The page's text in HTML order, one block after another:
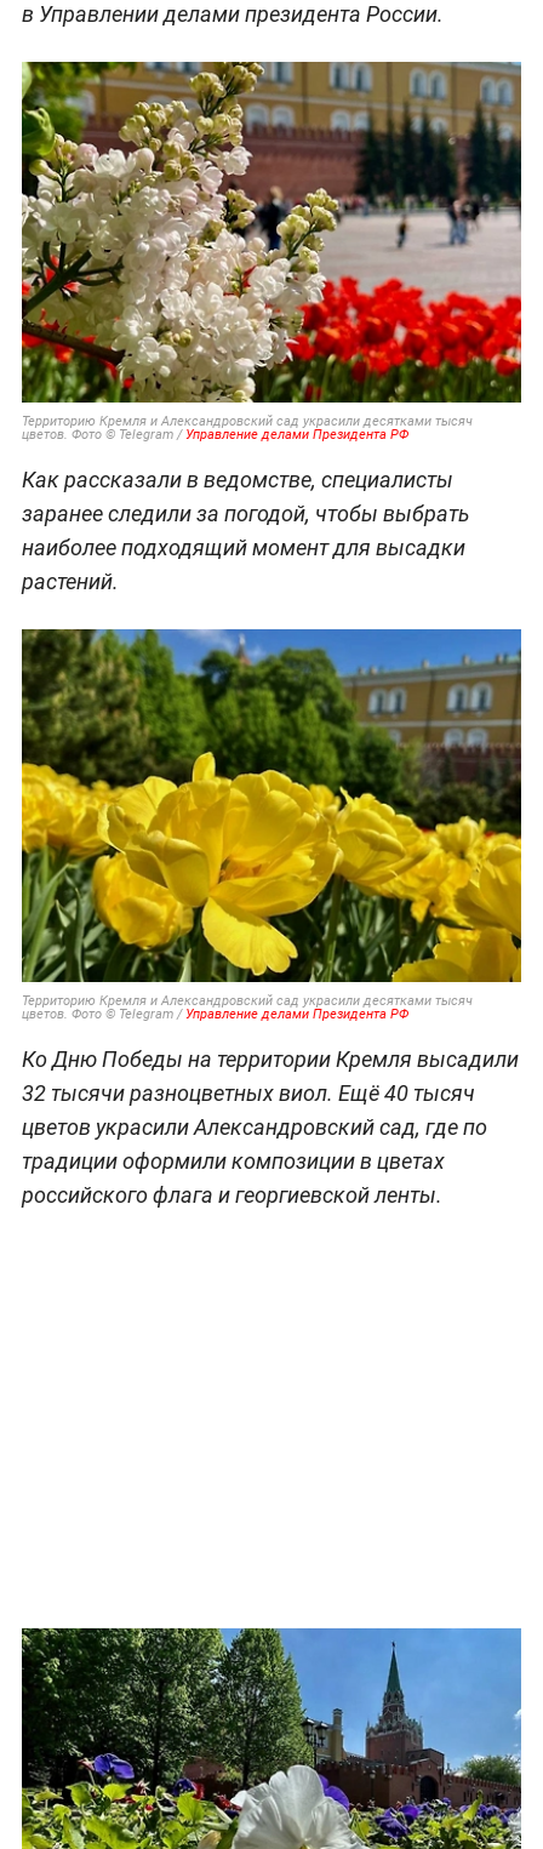
в Управлении делами президента России.
Территорию Кремля и Александровский сад украсили десятками тысяч
цветов. Фото © Telegram /Управление делами Президента РФ
Как рассказали в ведомстве, специалисты
заранее следили за погодой, чтобы выбрать
наиболее подходящий момент для высадки
растений.
Территорию Кремля и Александровский сад украсили десятками тысяч
цветов. Фото © Telegram /Управление делами Президента РФ
Ко Дню Победы на территории Кремля высадили
32 тысячи разноцветных виол. Ещё 40 тысяч
цветов украсили Александровский сад, где по
традиции оформили композиции в цветах
российского флага и георгиевской ленты.